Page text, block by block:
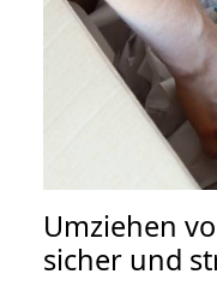
Umziehen
sicher und